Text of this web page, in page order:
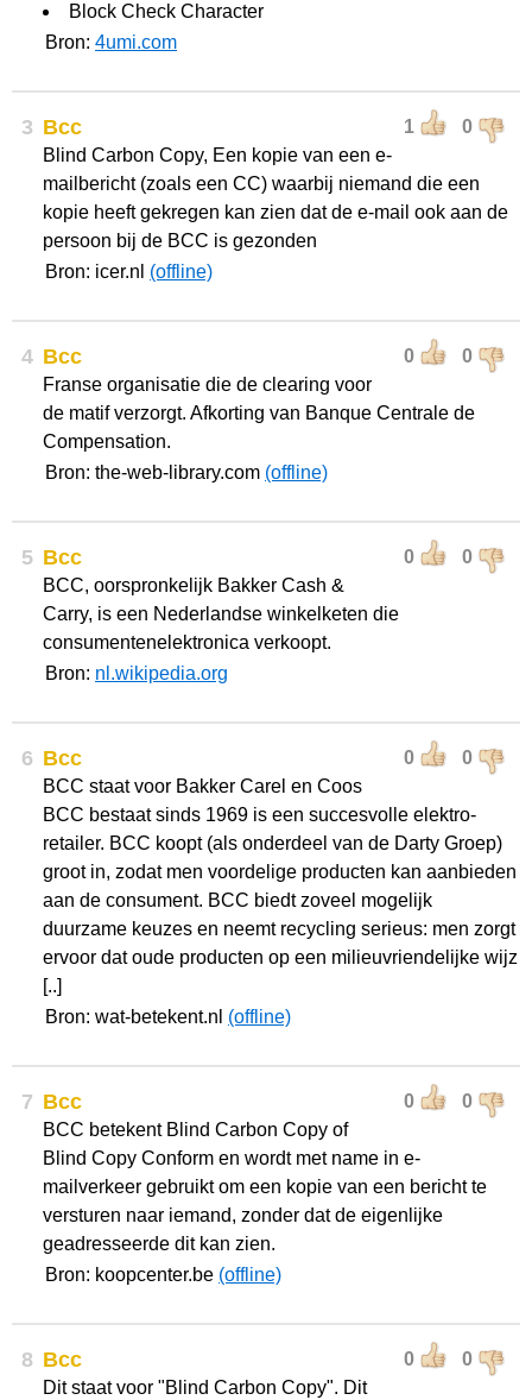
Block Check Character
Bron: 4umi.com
3 1 0
Bcc
Blind Carbon Copy, Een kopie van een e-
mailbericht (zoals een CC) waarbij niemand die een
kopie heeft gekregen kan zien dat de e-mail ook aan de
persoon bij de BCC is gezonden
Bron: icer.nl (offline)
4 0 0
Bcc
Franse organisatie die de clearing voor
de matif verzorgt. Afkorting van Banque Centrale de
Compensation.
Bron: the-web-library.com (offline)
5 0 0
Bcc
BCC, oorspronkelijk Bakker Cash &
Carry, is een Nederlandse winkelketen die
consumentenelektronica verkoopt.
Bron: nl.wikipedia.org
6 0 0
Bcc
BCC staat voor Bakker Carel en Coos
BCC bestaat sinds 1969 is een succesvolle elektro-
retailer. BCC koopt (als onderdeel van de Darty Groep)
groot in, zodat men voordelige producten kan aanbieden
aan de consument. BCC biedt zoveel mogelijk
duurzame keuzes en neemt recycling serieus: men zorgt
ervoor dat oude producten op een milieuvriendelijke wijz
[..]
Bron: wat-betekent.nl (offline)
7 0 0
Bcc
BCC betekent Blind Carbon Copy of
Blind Copy Conform en wordt met name in e-
mailverkeer gebruikt om een kopie van een bericht te
versturen naar iemand, zonder dat de eigenlijke
geadresseerde dit kan zien.
Bron: koopcenter.be (offline)
8 0 0
Bcc
Dit staat voor "Blind Carbon Copy". Dit